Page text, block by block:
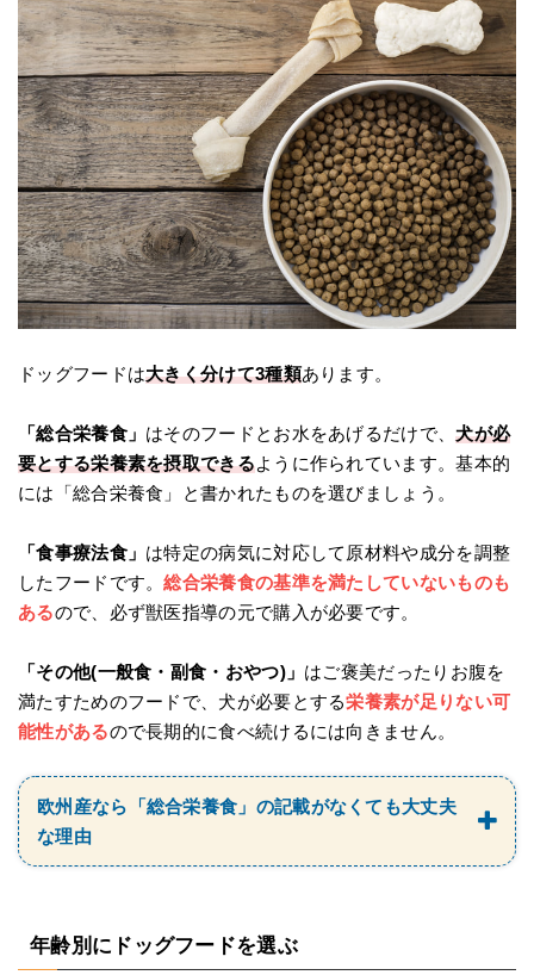
ドッグフードは大きく分けて3種類あります。
「総合栄養食」 はそのフードとお水をあげるだけで、犬が必
要とする栄養素を摂取できるように作られています。基本的
には「総合栄養食」と書かれたものを選びましょう。
「食事療法食」 は特定の病気に対応して原材料や成分を調整
したフードです。総合栄養食の基準を満たしていないものも
あるので、必ず獣医指導の元で購入が必要です。
「その他(一般食・副食・おやつ)」 はご褒美だったりお腹を
満たすためのフードで、犬が必要とする栄養素が足りない可
能性があるので長期的に食べ続けるには向きません。
欧州産なら「総合栄養食」の記載がなくても大丈夫
な理由
年齢別にドッグフードを選ぶ